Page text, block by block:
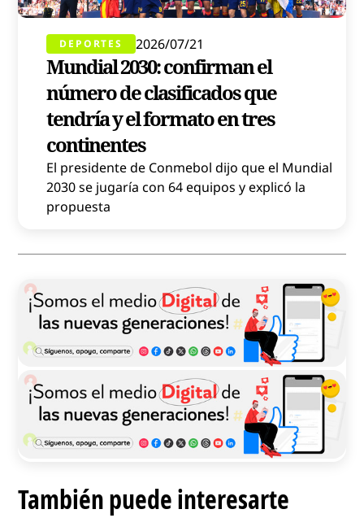
DEPORTES 2026/07/21
Mundial 2030: confirman el
número de clasificados que
tendría y el formato en tres
continentes
El presidente de Conmebol dijo que el Mundial
2030 se jugaría con 64 equipos y explicó la
propuesta
También puede interesarte